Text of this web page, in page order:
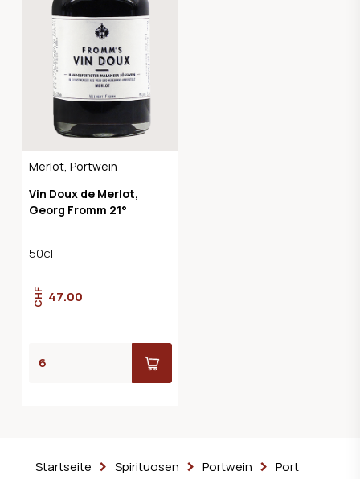
Merlot, Portwein
Vin Doux de Merlot,
Georg Fromm 21°
50cl
CHF 47.00
Startseite Spirituosen Portwein
Port